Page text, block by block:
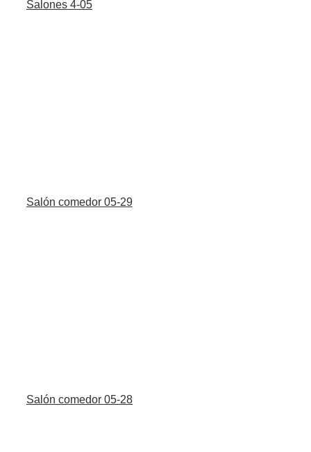
Salones 4-05
Salón comedor 05-29
Salón comedor 05-28